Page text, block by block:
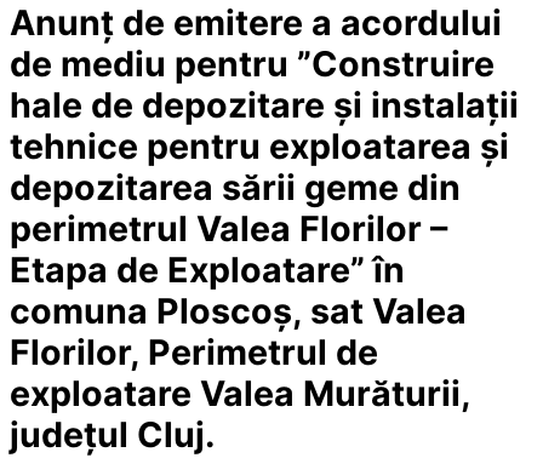
Anunț de emitere a acordului
de mediu pentru ”Construire
hale de depozitare și instalații
tehnice pentru exploatarea și
depozitarea sării geme din
perimetrul Valea Florilor –
Etapa de Exploatare” în
comuna Ploscoș, sat Valea
Florilor, Perimetrul de
exploatare Valea Murăturii,
județul Cluj.